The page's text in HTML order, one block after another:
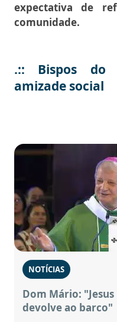
expectativa de
comunidade.
.:: Bispos do
amizade social
NOTÍCIAS
Dom Mário:
devolve ao barco"